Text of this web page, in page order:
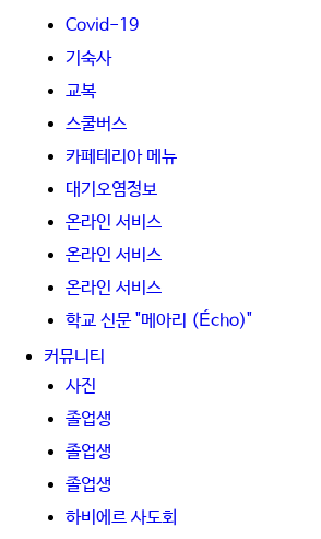
Covid-19
기숙사
교복
스쿨버스
카페테리아 메뉴
대기오염정보
온라인 서비스
온라인 서비스
온라인 서비스
학교 신문 "메아리 (Écho)"
커뮤니티
사진
졸업생
졸업생
졸업생
하비에르 사도회